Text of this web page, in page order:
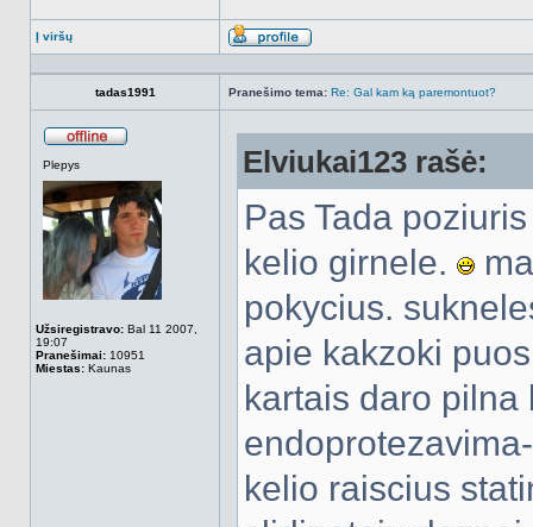
Į viršų
Aprašymas
tadas1991 Pranešimo tema: Re: Gal kam ką paremontuot?
Plepys
Užsiregistravo: Bal 11 2007,
19:07
Pranešimai: 10951
Miestas: Kaunas
Elviukai123 rašė:
Pas Tada
kelio girnele.
pokycius.
apie kakzoki
kartais daro pilna
kelio raiscius